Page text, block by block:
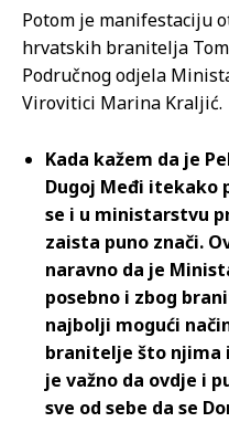
Potom je manifestaciju
hrvatskih branitelja
Područnog odjela
Virovitici Marina Kraljić.
Kada kažem da je
Dugoj Međi itekako
se i u ministarstvu
zaista puno znači.
naravno da je
posebno i zbog
najbolji mogući
branitelje što njima
je važno da ovdje i
sve od sebe da se